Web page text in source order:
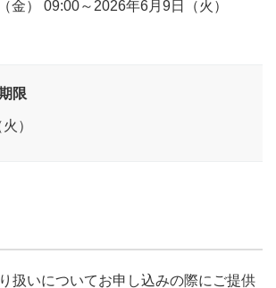
金） 09:00～2026年6月9日（火）
限
）
扱いについてお申し込みの際にご提供